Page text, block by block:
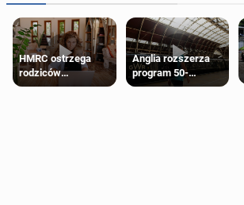
HMRC ostrzega
rodziców
pobierających Child
Anglia rozszerza
program 50-
procentowych